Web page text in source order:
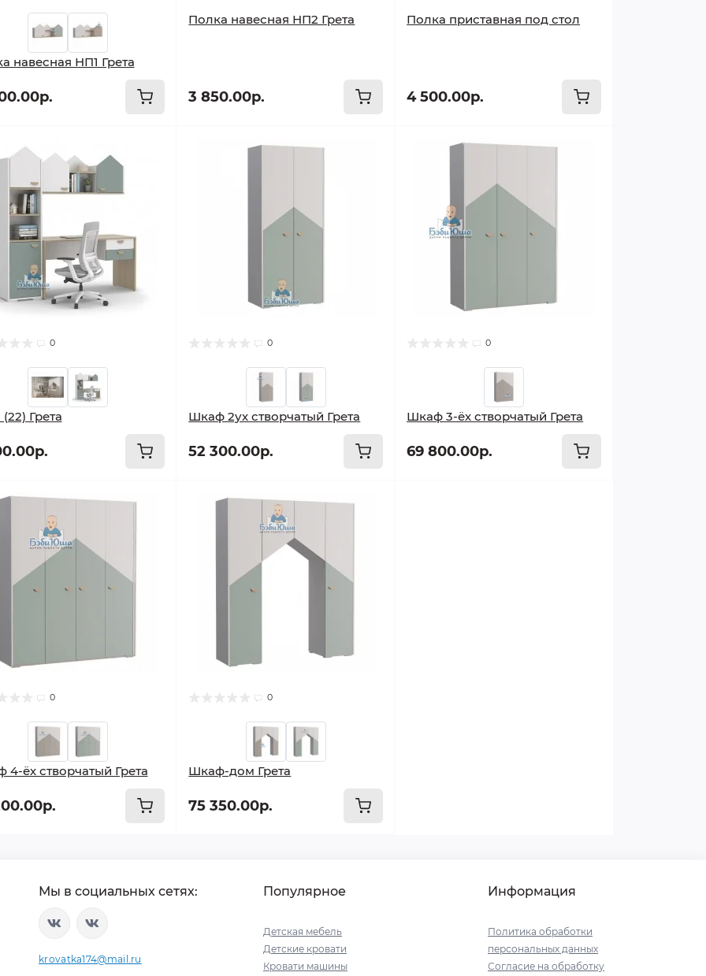
навесная НП1 Грета
Полка навесная НП2 Грета
3 850.00р.
Полка приставная под стол
4 500.00р.
0
Грета
0
Шкаф 2ух створчатый Грета
52 300.00р.
0
Шкаф 3-ёх створчатый Грета
69 800.00р.
0
4-ёх створчатый Грета
0
Шкаф-дом Грета
75 350.00р.
Мы в социальных сетях:
krovatka174@mail.ru
Популярное
Детская мебель
Детские кровати
Кровати машины
Информация
Политика обработки
персональных данных
Согласие на обработку